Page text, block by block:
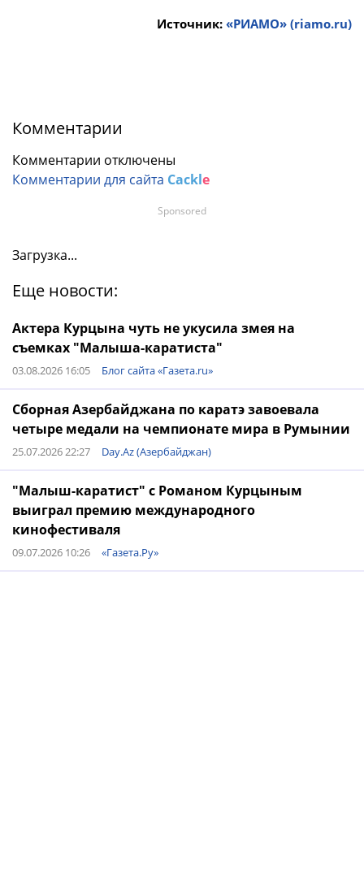
Источник: «РИАМО» (riamo.ru)
Комментарии
Комментарии отключены
Комментарии для сайта Cackle
Загрузка...
Еще новости:
Актера Курцына чуть не укусила змея на
съемках "Малыша-каратиста"
03.08.2026 16:05 Блог сайта «Газета.ru»
Сборная Азербайджана по каратэ завоевала
четыре медали на чемпионате мира в Румынии
25.07.2026 22:27 Day.Az (Азербайджан)
"Малыш-каратист" с Романом Курцыным
выиграл премию международного
кинофестиваля
09.07.2026 10:26 «Газета.Ру»
Sponsored